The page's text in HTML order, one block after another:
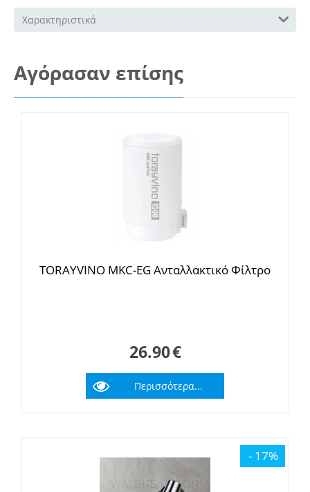
Χαρακτηριστικά
Αγόρασαν επίσης
TORAYVINO MKC-EG Ανταλλακτικό Φίλτρο
26.90€
Περισσότερα...
- 17%